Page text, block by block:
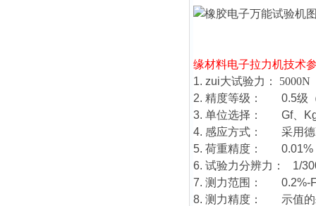
缘材料电子拉力机技术
1. zui大试验力： 5000N
2. 精度等级： 0.5级（
3. 单位选择： Gf、Kgf
4. 感应方式： 采用德
5. 荷重精度： 0.01%
6. 试验力分辨力： 1/
7. 测力范围： 0.2%-
8. 测力精度： 示值的